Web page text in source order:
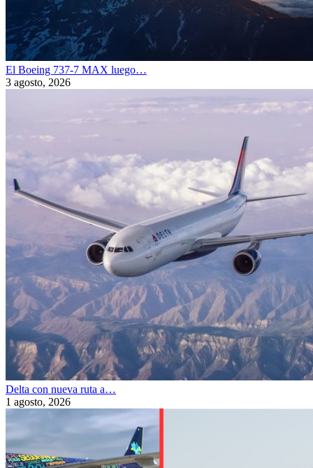
El Boeing 737-7 MAX luego…
3 agosto, 2026
Delta con nueva ruta a…
1 agosto, 2026